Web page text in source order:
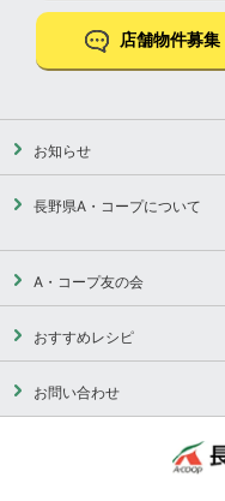
店舗物件募集
お知らせ
長野県A・コープについて
A・コープ友の会
おすすめレシピ
お問い合わせ